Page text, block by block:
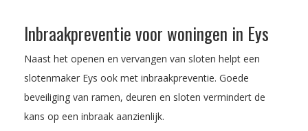
Inbraakpreventie voor woningen in Eys
Naast het openen en vervangen van sloten helpt een
slotenmaker Eys ook met inbraakpreventie. Goede
beveiliging van ramen, deuren en sloten vermindert de
kans op een inbraak aanzienlijk.